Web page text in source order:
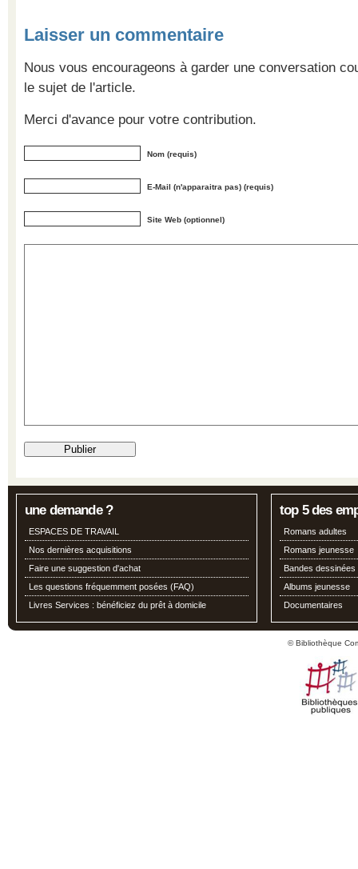
Laisser un commentaire
Nous vous encourageons à garder une conversation
le sujet de l'article.
Merci d'avance pour votre contribution.
Nom (requis)
E-Mail (n'apparaitra pas) (requis)
Site Web (optionnel)
une demande ?
ESPACES DE TRAVAIL
Nos dernières acquisitions
Faire une suggestion d'achat
Les questions fréquemment posées (FAQ)
Livres Services : bénéficiez du prêt à domicile
top 5 des
Romans adultes
Romans jeunesse
Bandes dessinées
Albums jeunesse
Documentaires
© Bibliothèque